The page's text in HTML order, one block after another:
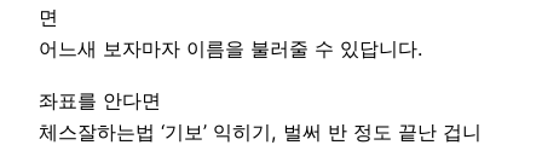
면
어느새 보자마자 이름을 불러줄 수 있답니다.
좌표를 안다면
체스잘하는법 ‘기보’ 익히기, 벌써 반 정도 끝난 겁니